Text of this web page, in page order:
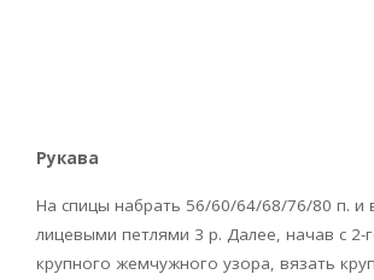
Рукава
На спицы набрать 56/60/64/68/76/80 п. и
лицевыми петлями 3 р. Далее, начав с 2-
крупного жемчужного узора, вязать